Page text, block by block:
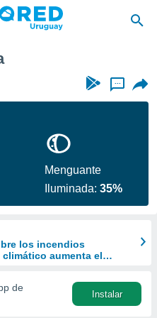
...
Menguante
Iluminada:35%
los incendios
aumenta el
de
Instalar